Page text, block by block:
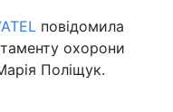
повідомила
охорони
Поліщук.